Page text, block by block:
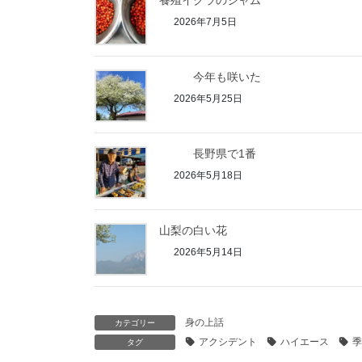
2026年7月5日
今年も咲いた
2026年5月25日
長野県で1番
2026年5月18日
山梨の白い花
2026年5月14日
カテゴリー 身の上話
タグ アクシデント ハイエース